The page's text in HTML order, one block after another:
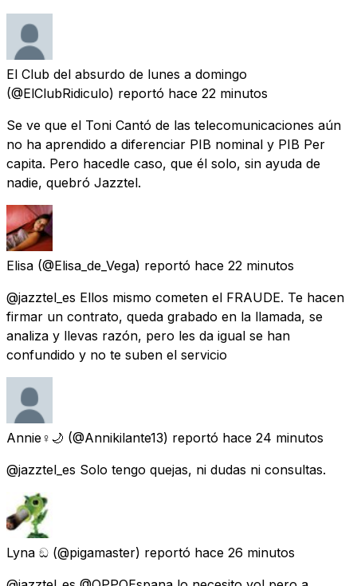
El Club del absurdo de lunes a domingo
(@ElClubRidiculo) reportó hace 22 minutos
Se ve que el Toni Cantó de las telecomunicaciones aún
no ha aprendido a diferenciar PIB nominal y PIB Per
capita. Pero hacedle caso, que él solo, sin ayuda de
nadie, quebró Jazztel.
Elisa (@Elisa_de_Vega) reportó hace 22 minutos
@jazztel_es Ellos mismo cometen el FRAUDE. Te hacen
firmar un contrato, queda grabado en la llamada, se
analiza y llevas razón, pero les da igual se han
confundido y no te suben el servicio
Annie♀️🌙 (@Annikilante13) reportó hace 24 minutos
@jazztel_es Solo tengo quejas, ni dudas ni consultas.
Lyna ඞ (@pigamaster) reportó hace 26 minutos